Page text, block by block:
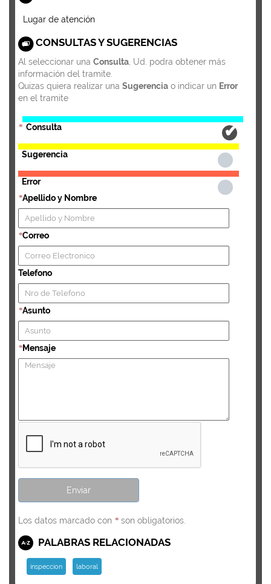
Lugar de atención
CONSULTAS Y SUGERENCIAS
Al seleccionar una Consulta , Ud. podra obtener más
información del tramite.
Quizas quiera realizar una Sugerencia o indicar un Error
en el tramite
* Consulta
Sugerencia
Error
*Apellido y Nombre
*Correo
Telefono
*Asunto
*Mensaje
Los datos marcado con * son obligatorios.
PALABRAS RELACIONADAS
inspeccion laboral